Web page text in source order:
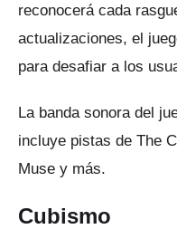
reconocerá cada
actualizaciones, el
para desafiar a los
La banda sonora del
incluye pistas de The
Muse y más.
Cubismo